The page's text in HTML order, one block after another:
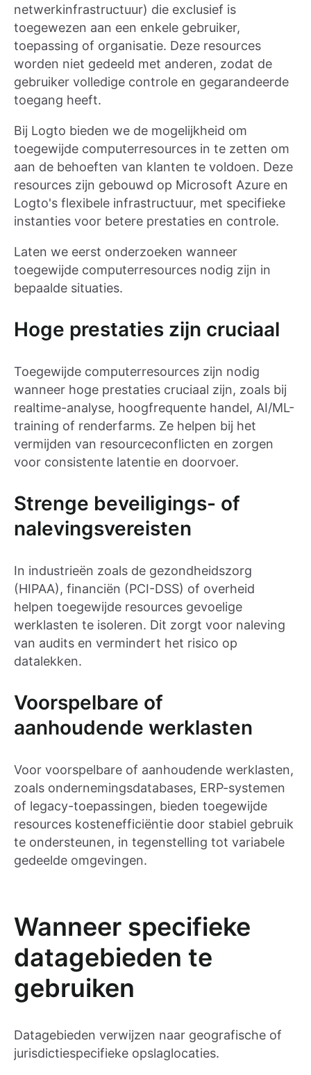
netwerkinfrastructuur) die exclusief is
toegewezen aan een enkele gebruiker,
toepassing of organisatie. Deze resources
worden niet gedeeld met anderen, zodat de
gebruiker volledige controle en gegarandeerde
toegang heeft.
Bij Logto bieden we de mogelijkheid om
toegewijde computerresources in te zetten om
aan de behoeften van klanten te voldoen. Deze
resources zijn gebouwd op Microsoft Azure en
Logto's flexibele infrastructuur, met specifieke
instanties voor betere prestaties en controle.
Laten we eerst onderzoeken wanneer
toegewijde computerresources nodig zijn in
bepaalde situaties.
Hoge prestaties zijn cruciaal
Toegewijde computerresources zijn nodig
wanneer hoge prestaties cruciaal zijn, zoals bij
realtime-analyse, hoogfrequente handel, AI/ML-
training of renderfarms. Ze helpen bij het
vermijden van resourceconflicten en zorgen
voor consistente latentie en doorvoer.
Strenge beveiligings- of
nalevingsvereisten
In industrieën zoals de gezondheidszorg
(HIPAA), financiën (PCI-DSS) of overheid
helpen toegewijde resources gevoelige
werklasten te isoleren. Dit zorgt voor naleving
van audits en vermindert het risico op
datalekken.
Voorspelbare of
aanhoudende werklasten
Voor voorspelbare of aanhoudende werklasten,
zoals ondernemingsdatabases, ERP-systemen
of legacy-toepassingen, bieden toegewijde
resources kostenefficiëntie door stabiel gebruik
te ondersteunen, in tegenstelling tot variabele
gedeelde omgevingen.
Wanneer specifieke
datagebieden te
gebruiken
Datagebieden verwijzen naar geografische of
jurisdictiespecifieke opslaglocaties.